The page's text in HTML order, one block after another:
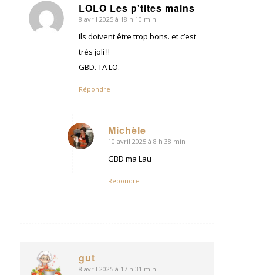
LOLO Les p'tites mains
dit
:
8 avril 2025 à 18 h 10 min
Ils doivent être trop bons. et c’est
très joli !!
GBD. TA LO.
Répondre
Michèle
dit
10 avril 2025 à 8 h 38 min
GBD ma Lau
Répondre
gut
dit
8 avril 2025 à 17 h 31 min